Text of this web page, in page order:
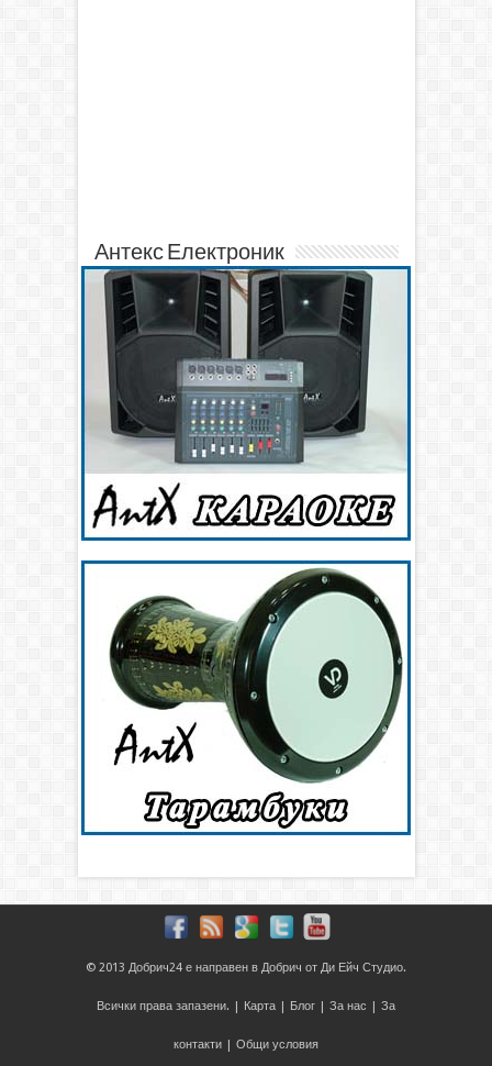
Антекс Електроник
© 2013 Добрич24 е направен в Добрич от Ди Ейч Студио.
Всички права запазени. | Карта | Блог | За нас | За
контакти | Общи условия